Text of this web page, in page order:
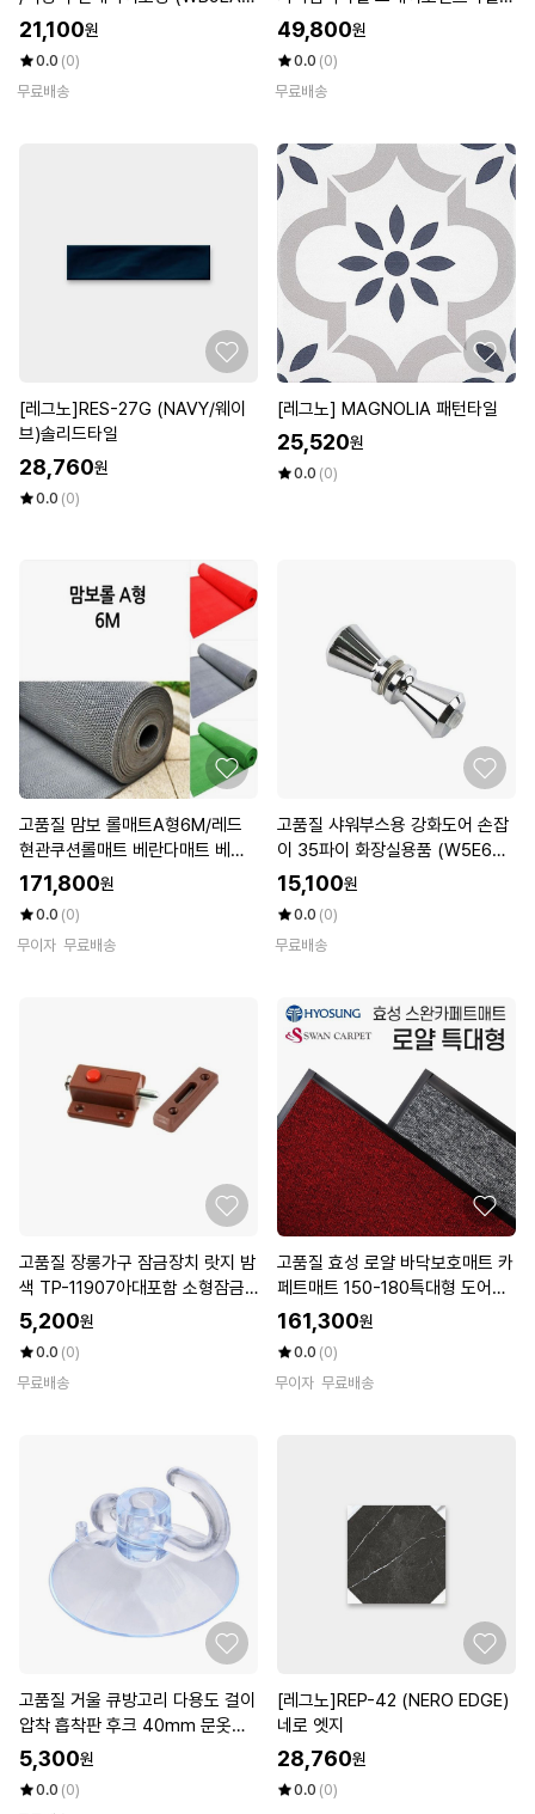
3)
21,100원
0.0 (0)
무료배송
(WFKHFAT)
49,800원
0.0 (0)
무료배송
[레그노]RES-27G (NAVY/웨이
브)솔리드타일
28,760원
0.0 (0)
[레그노] MAGNOLIA 패턴타일
25,520원
0.0 (0)
고품질 맘보 롤매트A형6M/레드
현관쿠션롤매트 베란다매트 베란
다매트 (WFK37PF)
171,800원
0.0 (0)
무이자 무료배송
고품질 샤워부스용 강화도어 손잡
이 35파이 화장실용품 (W5E6D5
7)
15,100원
0.0 (0)
무료배송
고품질 장롱가구 잠금장치 랏지 밤
색 TP-11907아대포함 소형잠금
장금 (W5F03C2)
5,200원
0.0 (0)
무료배송
고품질 효성 로얄 바닥보호매트 카
페트매트 150-180특대형 도어매
트 (W250E7B)
161,300원
0.0 (0)
무이자 무료배송
고품질 거울 큐방고리 다용도 걸이
압착 흡착판 후크 40mm 문옷걸
이 (WD87DFE)
5,300원
0.0 (0)
[레그노]REP-42 (NERO EDGE)
네로 엣지
28,760원
0.0 (0)